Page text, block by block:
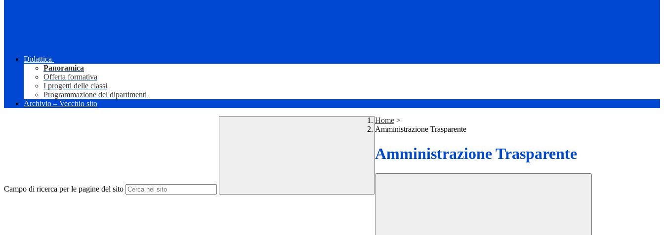
Didattica
Panoramica
Offerta formativa
I progetti delle classi
Programmazione dei dipartimenti
Archivio – Vecchio sito
Campo di ricerca per le pagine del sito
Home >
Amministrazione Trasparente
Amministrazione Trasparente